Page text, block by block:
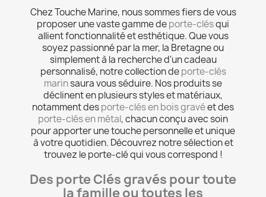
Chez Touche Marine, nous sommes fiers de vous
proposer une vaste gamme deporte-clésqui
allient fonctionnalité et esthétique. Que vous
soyez passionné par la mer, la Bretagne ou
simplement à la recherche d'un cadeau
personnalisé, notre collection deporte-clés
marinsaura vous séduire. Nos produits se
déclinent en plusieurs styles et matériaux,
notamment desporte-clés en bois gravéet des
porte-clés en métal, chacun conçu avec soin
pour apporter une touche personnelle et unique
à votre quotidien. Découvrez notre sélection et
trouvez le porte-clé qui vous correspond !
Des porte Clés gravés pour toute
la famille ou toutes les